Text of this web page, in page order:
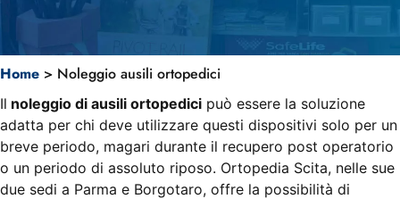
La comodità di noleggiare ausili a prezzi
convenienti
Home > Noleggio ausili ortopedici
Il noleggio di ausili ortopedici può essere la soluzione
adatta per chi deve utilizzare questi dispositivi solo per un
breve periodo, magari durante il recupero post operatorio
o un periodo di assoluto riposo. Ortopedia Scita, nelle sue
due sedi a Parma e Borgotaro, offre la possibilità di